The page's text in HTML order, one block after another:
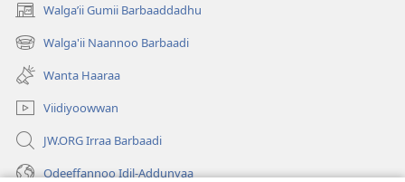
Walgaʼii Gumii Barbaaddadhu
(opens
new
window)
Walga'ii Naannoo Barbaadi
(opens
new
window)
Wanta Haaraa
Viidiyoowwan
JW.ORG Irraa Barbaadi
Odeeffannoo Idil-Addunyaa